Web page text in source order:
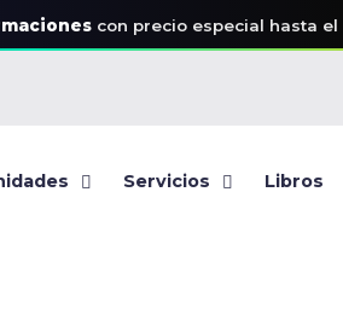
con precio especial hasta el
Servicios Libros